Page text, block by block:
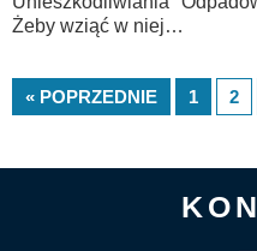
Żeby wziąć w niej…
« POPRZEDNIE 1 2